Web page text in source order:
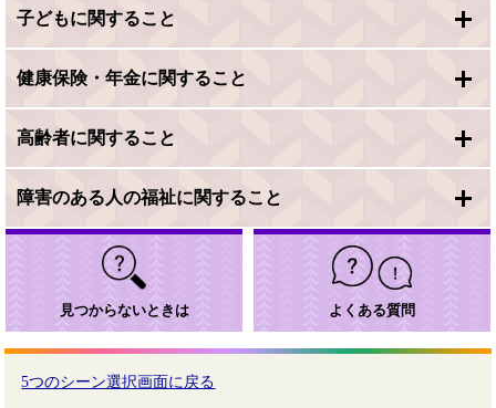
子どもに関すること
健康保険・年金に関すること
高齢者に関すること
障害のある人の福祉に関すること
見つからないときは よくある質問
5つのシーン選択画面に戻る